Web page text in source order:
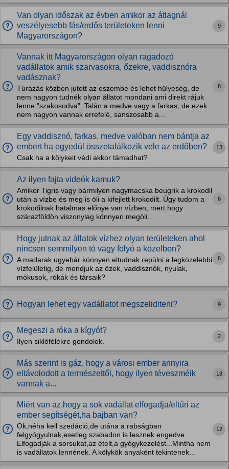
Van olyan időszak az évben amikor az átlagnál
veszélyesebb fás/erdős területeken lenni
Magyarországon?
9
Vannak itt Magyarországon olyan ragadozó
vadállatok amik szarvasokra, őzekre, vaddisznóra
vadásznak?
Túrázás közben jutott az eszembe és lehet hülyeség, de
nem nagyon tudnék olyan állatot mondani ami direkt rájuk
lenne "szakosodva". Talán a medve vagy a farkas, de ezek
nem nagyon vannak errefelé, sanszosabb a...
8
Egy vaddisznó, farkas, medve valóban nem bántja az
embert ha egyedül összetalálkozik vele az erdőben?
Csak ha a kölykeit védi akkor támadhat?
13
Az ilyen fajta videók kamuk?
Amikor Tigris vagy bármilyen nagymacska beugrik a krokodil
után a vízbe és meg is öli a kifejlett krokodilt. Úgy tudom a
krokodilnak hatalmas előnye van vízben, mert hogy
szárazföldön viszonylag könnyen megöli...
6
Hogy jutnak az állatok vízhez olyan területeken ahol
nincsen semmilyen tó vagy folyó a közelben?
A madarak ugyebár könnyen eltudnak repülni a legközelebbi
vízfelületig, de mondjuk az őzek, vaddisznók, nyulak,
mókusok, rókák és társaik?
6
Hogyan lehet egy vadállatot megszeliditeni? 9
Megeszi a róka a kígyót?
Ilyen siklófélékre gondolok.
2
Más szerint is gáz, hogy a városi ember annyira
eltávolodott a természettől, hogy ilyen téveszméik
vannak a...
18
Miért van az,hogy a sok vadállat elfogadja/eltűri az
ember segítségét,ha bajban van?
Ok,néha kell szedáció,de utána a rabságban
felgyógyulnak,esetleg szabadon is lesznek engedve.
Elfogadják a sorsukat,az ételt,a gyógykezelést...Mintha nem
is vadállatok lennének. A kölykök anyaként tekintenek...
12